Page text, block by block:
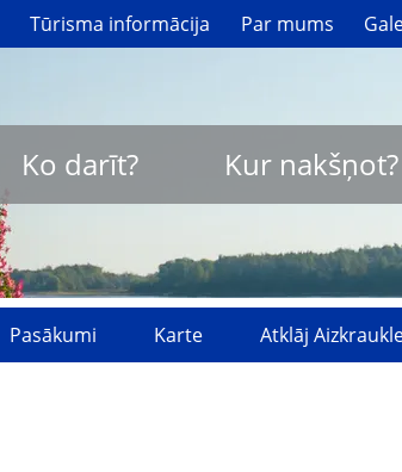
Tūrisma informācija Par mums
Ko darīt? Kur nakšņot?
Pasākumi Karte Atklāj